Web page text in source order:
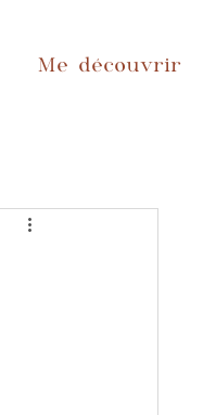
Me découvrir